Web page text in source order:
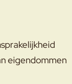
eigendommen